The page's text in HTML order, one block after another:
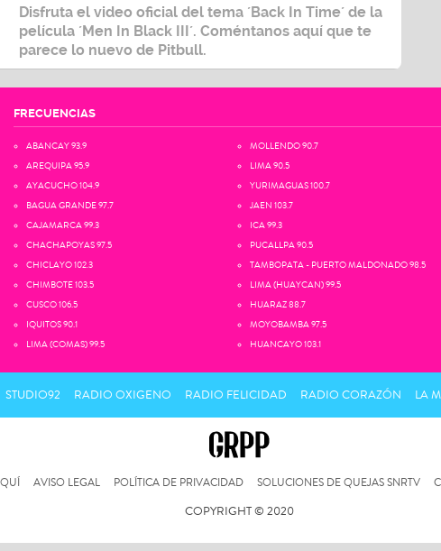
Disfruta el video oficial del tema ´Back In Time´ de la
película ´Men In Black III´. Coméntanos aquí que te
parece lo nuevo de Pitbull.
FRECUENCIAS
ABANCAY 93.9
AREQUIPA 95.9
AYACUCHO 104.9
BAGUA GRANDE 97.7
CAJAMARCA 99.3
CHACHAPOYAS 97.5
CHICLAYO 102.3
CHIMBOTE 103.5
CUSCO 106.5
IQUITOS 90.1
LIMA (COMAS) 99.5
MOLLENDO 90.7
LIMA 90.5
YURIMAGUAS 100.7
JAEN 103.7
ICA 99.3
PUCALLPA 90.5
TAMBOPATA - PUERTO MALDONADO 98.5
LIMA (HUAYCAN) 99.5
HUARAZ 88.7
MOYOBAMBA 97.5
HUANCAYO 103.1
STUDIO92 RADIO OXIGENO RADIO FELICIDAD RADIO CORAZÓN LA
AVISO LEGAL POLÍTICA DE PRIVACIDAD SOLUCIONES DE QUEJAS SNRTV
COPYRIGHT © 2020